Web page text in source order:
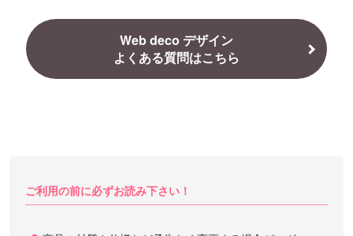
Web deco デザイン
よくある質問はこちら
ご利用の前に必ずお読み下さい！